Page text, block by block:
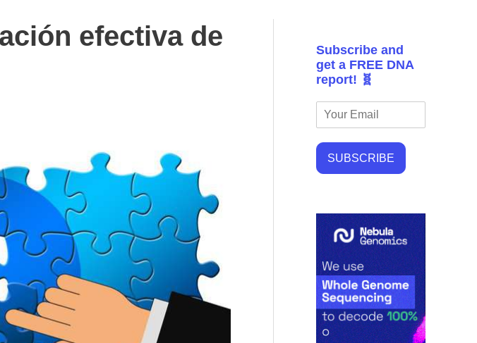
efectiva de
Subscribe and
get a FREE DNA
report! 🧬
SUBSCRIBE